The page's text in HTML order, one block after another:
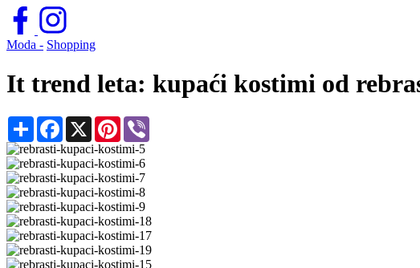
Moda - Shopping
It trend leta: kupaći kostimi od
Share Facebook
X Pinterest